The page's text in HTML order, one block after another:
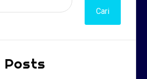
Cari
Posts